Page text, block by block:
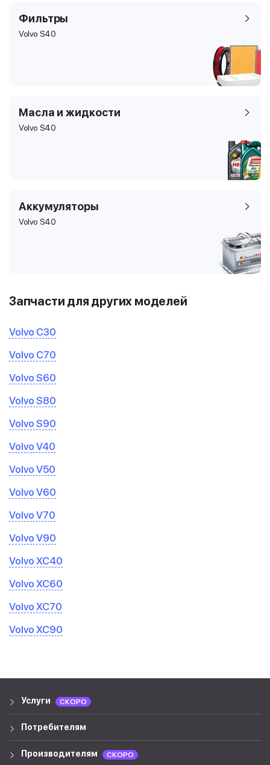
Фильтры
Volvo S40
Масла и жидкости
Volvo S40
Аккумуляторы
Volvo S40
Запчасти для других моделей
Volvo C30
Volvo C70
Volvo S60
Volvo S80
Volvo S90
Volvo V40
Volvo V50
Volvo V60
Volvo V70
Volvo V90
Volvo XC40
Volvo XC60
Volvo XC70
Volvo XC90
Услуги СКОРО
Потребителям
Производителям СКОРО